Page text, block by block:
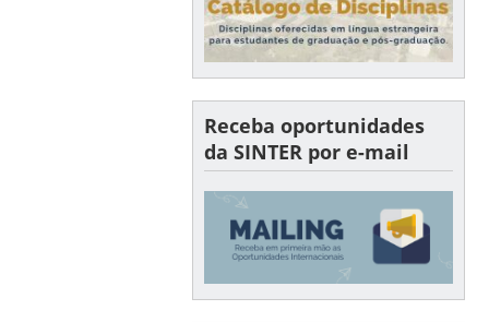
Receba oportunidades
da SINTER por e-mail